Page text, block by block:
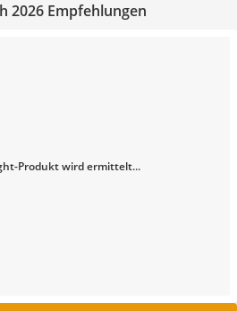
2026 Empfehlungen
Produkt wird ermittelt...